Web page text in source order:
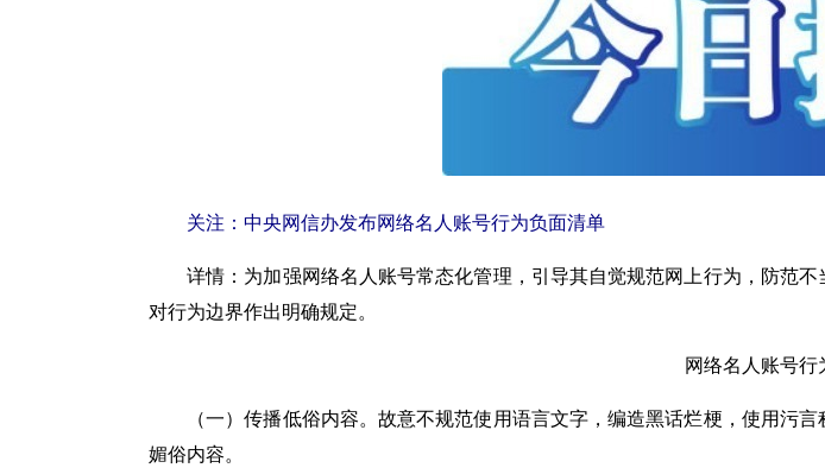
关注：中央网信办发布网络名人账号行为负面清单
详情： 为加强网络名人账号常态化管理，引导其自觉规范网上行为，防范
对行为边界作出明确规定。
网络名人账号
（一）传播低俗内容。 故意不规范使用语言文字，编造黑话烂梗，使用污
媚俗内容。